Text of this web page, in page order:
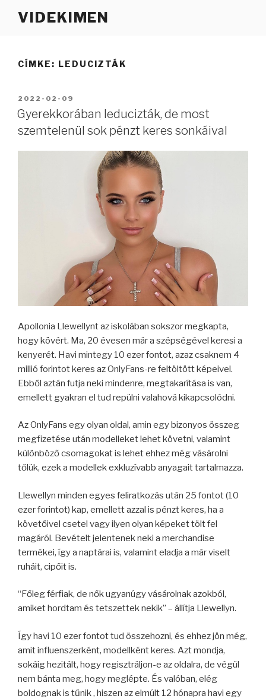
VIDEKIMEN
CÍMKE: LEDUCIZTÁK
BEKÜLDVE:
2022-02-09
Gyerekkorában leducizták, de most
szemtelenül sok pénzt keres sonkáival
Apollonia Llewellynt az iskolában sokszor megkapta,
hogy kövért. Ma, 20 évesen már a szépségével keresi a
kenyerét. Havi mintegy 10 ezer fontot, azaz csaknem 4
millió forintot keres az OnlyFans-re feltöltött képeivel.
Ebből aztán futja neki mindenre, megtakarítása is van,
emellett gyakran el tud repülni valahová kikapcsolódni.
Az OnlyFans egy olyan oldal, amin egy bizonyos összeg
megfizetése után modelleket lehet követni, valamint
különböző csomagokat is lehet ehhez még vásárolni
tőlük, ezek a modellek exkluzívabb anyagait tartalmazza.
Llewellyn minden egyes feliratkozás után 25 fontot (10
ezer forintot) kap, emellett azzal is pénzt keres, ha a
követőivel csetel vagy ilyen olyan képeket tölt fel
magáról. Bevételt jelentenek neki a merchandise
termékei, így a naptárai is, valamint eladja a már viselt
ruháit, cipőit is.
“Főleg férfiak, de nők ugyanúgy vásárolnak azokból,
amiket hordtam és tetszettek nekik” – állítja Llewellyn.
Így havi 10 ezer fontot tud összehozni, és ehhez jön még,
amit influenszerként, modellként keres. Azt mondja,
sokáig hezitált, hogy regisztráljon-e az oldalra, de végül
nem bánta meg, hogy meglépte. És valóban, elég
boldognak is tűnik , hiszen az elmúlt 12 hónapra havi egy